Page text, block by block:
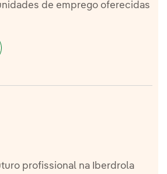
de emprego oferecidas
externo, abra em uma nova aba.
profissional na Iberdrola